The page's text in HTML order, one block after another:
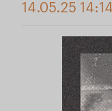
14.05.25